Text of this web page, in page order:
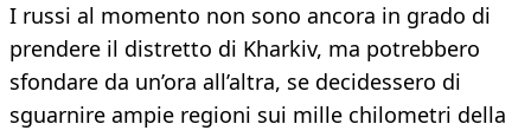
I russi al momento non sono ancora in grado di
prendere il distretto di Kharkiv, ma potrebbero
sfondare da un’ora all’altra, se decidessero di
sguarnire ampie regioni sui mille chilometri della